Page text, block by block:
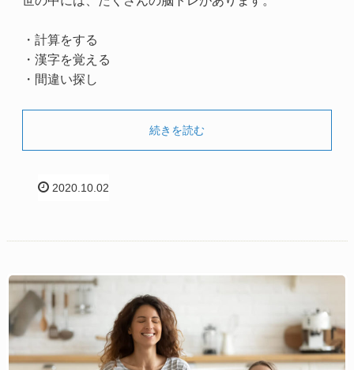
・計算をする
・漢字を覚える
・間違い探し
続きを読む
2020.10.02